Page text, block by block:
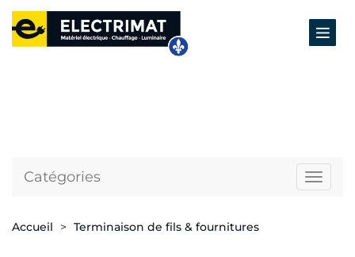
Catégories
Accueil Terminaison de fils & fournitures